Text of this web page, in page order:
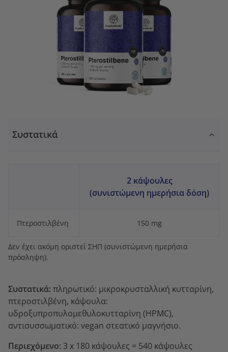
Συστατικά
2 κάψουλες
(συνιστώμενη ημερήσια δόση)
Πτεροστιλβένη 150 mg
Δεν έχει ακόμη οριστεί ΣΗΠ (συνιστώμενη ημερήσια
πρόσληψη).
Συστατικά: πληρωτικό: μικροκρυσταλλική κυτταρίνη,
πτεροστιλβένη, κάψουλα:
υδροξυπροπυλομεθυλοκυτταρίνη (HPMC),
αντισυσσωματικό: vegan στεατικό μαγνήσιο.
Περιεχόμενο: 3 x 180 κάψουλες = 540 κάψουλες